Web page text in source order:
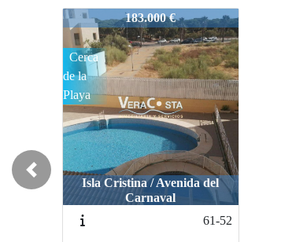
318-1
168.000 €
La Redondela / Centro
Vendid
o
315-1B
Previous